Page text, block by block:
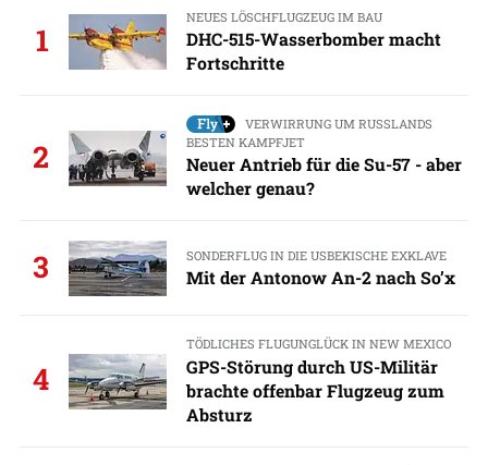
1
NEUES LÖSCHFLUGZEUG IM BAU
DHC-515-Wasserbomber macht
Fortschritte
2
VERWIRRUNG UM RUSSLANDS
BESTEN KAMPFJET
Neuer Antrieb für die Su-57 - aber
welcher genau?
3 SONDERFLUG IN DIE USBEKISCHE EXKLAVE
Mit der Antonow An-2 nach So’x
4
TÖDLICHES FLUGUNGLÜCK IN NEW MEXICO
GPS-Störung durch US-Militär
brachte offenbar Flugzeug zum
Absturz